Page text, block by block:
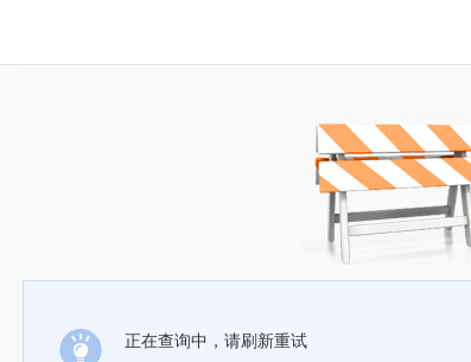
正在查询中，请刷新重试